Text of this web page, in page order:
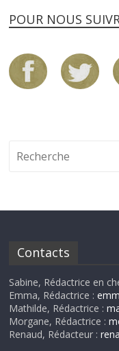
POUR NOUS
Contacts
Sabine, Rédactrice en
Emma, Rédactrice :
Mathilde, Rédactrice :
Morgane, Rédactrice :
Renaud, Rédacteur :